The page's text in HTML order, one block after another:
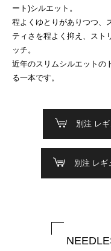
ート)シルエット。
程よくゆとりがありつつ、
ティさを程よく抑え、スト
ッチ。
近年のスリムシルエットの
る一本です。
別注 レ
別注 レギ